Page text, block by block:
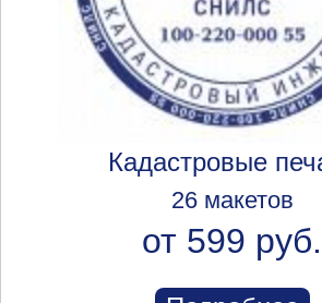
Кадастровые
26 макетов
от 599 руб.